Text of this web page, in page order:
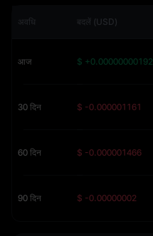
अवधि बदलें (USD)
आज $ +0.00000000192
30 दिन $ -0.000001161
60 दिन $ -0.000001466
90 दिन $ -0.00000002